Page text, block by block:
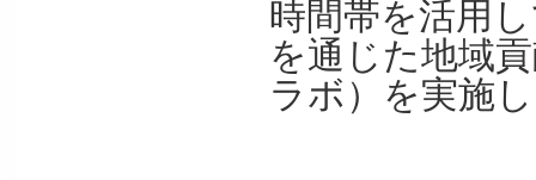
時間帯を活用
を通じた地域
ラボ）を実施